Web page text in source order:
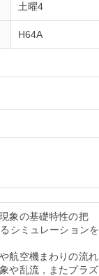
土曜4
H64A
象の基礎特性の把
シミュレーションを
航空機まわりの流れ
や乱流，またプラズ